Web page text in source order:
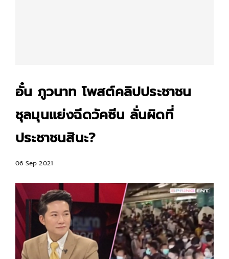
อั๋น ภูวนาท โพสต์คลิปประชาชน
ชุลมุนแย่งฉีดวัคซีน ลั่นผิดที่
ประชาชนสินะ?
06 Sep 2021